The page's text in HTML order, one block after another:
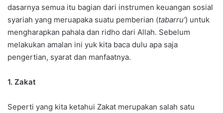
dasarnya semua itu bagian dari instrumen keuangan sosial
syariah yang meruapaka suatu pemberian (tabarru’) untuk
mengharapkan pahala dan ridho dari Allah. Sebelum
melakukan amalan ini yuk kita baca dulu apa saja
pengertian, syarat dan manfaatnya.
1. Zakat
Seperti yang kita ketahui Zakat merupakan salah satu